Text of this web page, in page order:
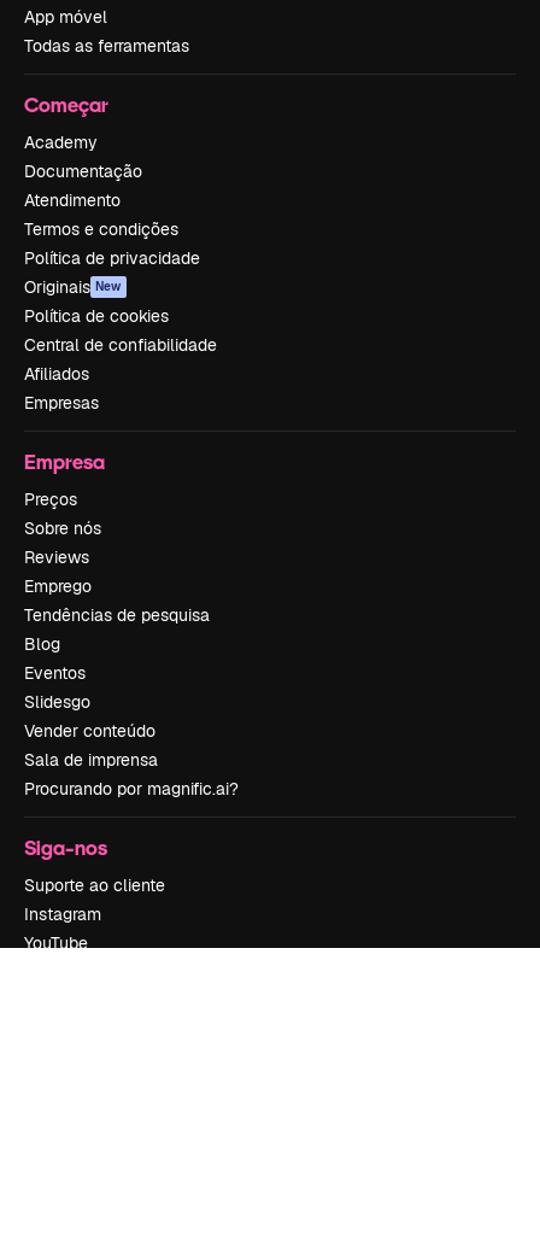
App móvel
Todas as ferramentas
Começar
Academy
Documentação
Atendimento
Termos e condições
Política de privacidade
Originais New
Política de cookies
Central de confiabilidade
Afiliados
Empresas
Empresa
Preços
Sobre nós
Reviews
Emprego
Tendências de pesquisa
Blog
Eventos
Slidesgo
Vender conteúdo
Sala de imprensa
Procurando por magnific.ai?
Siga-nos
Suporte ao cliente
Instagram
YouTube